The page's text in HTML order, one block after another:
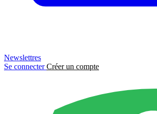
Newslettres
Se connecter Créer un compte